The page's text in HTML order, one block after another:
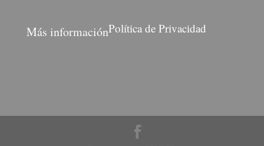
Más informaciónPolítica de Privacidad